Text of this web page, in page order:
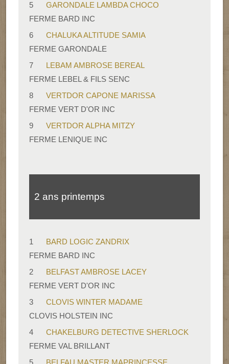
5
GARONDALE LAMBDA CHOCO
FERME BARD INC
6
CHALUKA ALTITUDE SAMIA
FERME GARONDALE
7
LEBAM AMBROSE BEREAL
FERME LEBEL & FILS SENC
8
VERTDOR CAPONE MARISSA
FERME VERT D'OR INC
9
VERTDOR ALPHA MITZY
FERME LENIQUE INC
2 ans printemps
1
BARD LOGIC ZANDRIX
FERME BARD INC
2
BELFAST AMBROSE LACEY
FERME VERT D'OR INC
3
CLOVIS WINTER MADAME
CLOVIS HOLSTEIN INC
4
CHAKELBURG DETECTIVE SHERLOCK
FERME VAL BRILLANT
5
BELFAU MASTER MAPRINCESSE